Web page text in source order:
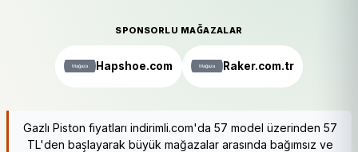
SPONSORLU MAĞAZALAR
Hapshoe.com Raker.com.tr
Gazlı Piston fiyatları indirimli.com'da 57 model üzerinden 57
TL'den başlayarak büyük mağazalar arasında bağımsız ve